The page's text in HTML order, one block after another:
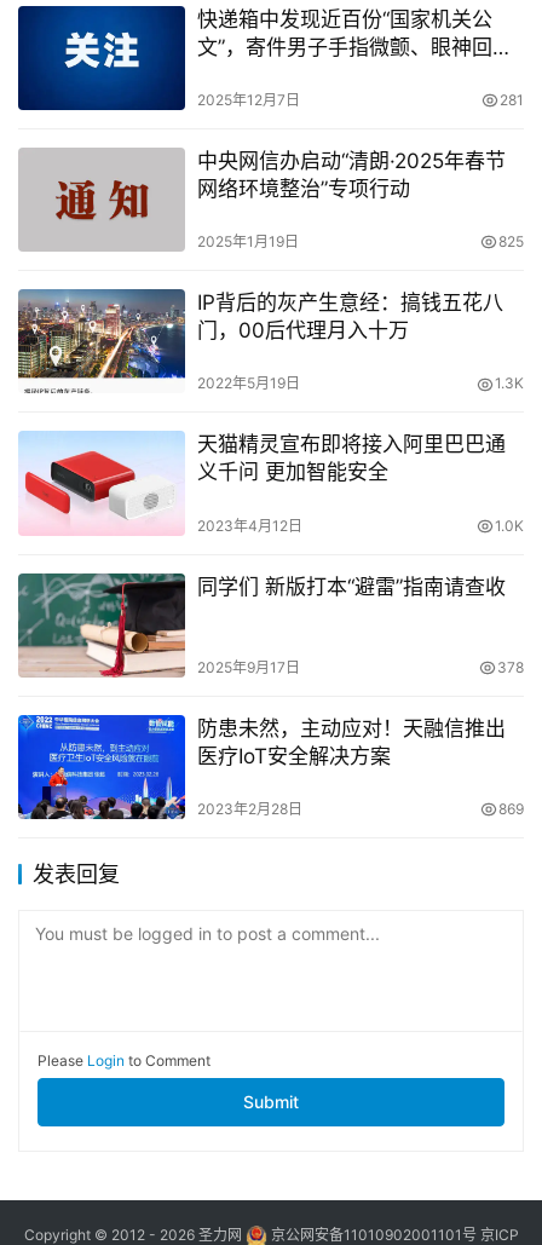
快递箱中发现近百份“国家机关公
文”，寄件男子手指微颤、眼神回
2025年12月7日 281
中央网信办启动“清朗·2025年春节
网络环境整治”专项行动
2025年1月19日 825
IP背后的灰产生意经：搞钱五花八
门，00后代理月入十万
2022年5月19日 1.3K
天猫精灵宣布即将接入阿里巴巴通
义千问 更加智能安全
2023年4月12日 1.0K
同学们 新版打本“避雷”指南请查收
2025年9月17日 378
防患未然，主动应对！天融信推出
医疗IoT安全解决方案
2023年2月28日 869
发表回复
You must be logged in to post a comment...
Please Login to Comment
Submit
Copyright © 2012 - 2026 圣力网 京公网安备11010902001101号 京ICP